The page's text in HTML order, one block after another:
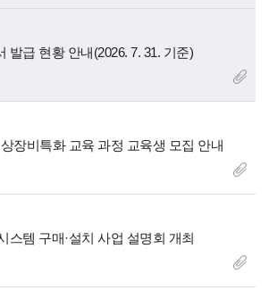
발급 현황 안내(2026. 7. 31. 기준)
장비특화 교육 과정 교육생 모집 안내
스템 구매·설치 사업 설명회 개최